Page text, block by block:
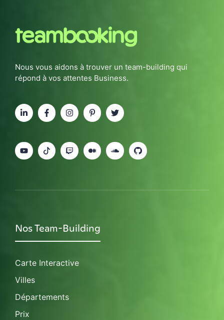
Nous vous aidons à trouver un team-building qui
répond à vos attentes Business.
Nos Team-Building
Carte Interactive
Villes
Départements
Prix